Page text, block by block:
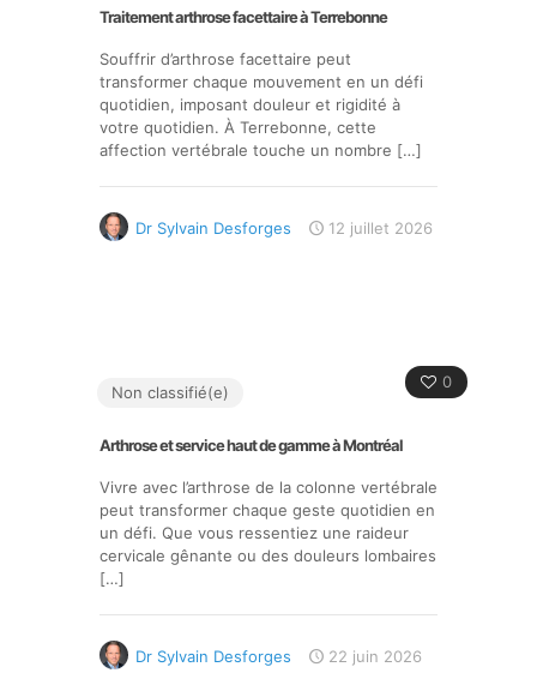
Traitement arthrose facettaire à Terrebonne
Souffrir d’arthrose facettaire peut
transformer chaque mouvement en un défi
quotidien, imposant douleur et rigidité à
votre quotidien. À Terrebonne, cette
affection vertébrale touche un nombre […]
Dr Sylvain Desforges 12 juillet 2026
0
Non classifié(e)
Arthrose et service haut de gamme à Montréal
Vivre avec l’arthrose de la colonne vertébrale
peut transformer chaque geste quotidien en
un défi. Que vous ressentiez une raideur
cervicale gênante ou des douleurs lombaires
[…]
Dr Sylvain Desforges 22 juin 2026